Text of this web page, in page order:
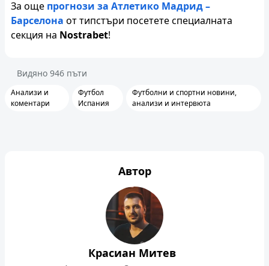
За още прогнози за Атлетико Мадрид –
Барселона от типстъри посетете специалната
секция на Nostrabet!
Видяно 946 пъти
Анализи и
коментари
Футбол
Испания
Футболни и спортни новини,
анализи и интервюта
Автор
Красиан Митев